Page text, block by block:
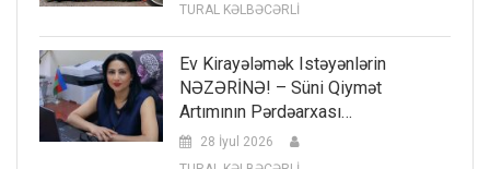
TURAL KƏLBƏCƏRLİ
Ev Kirayələmək Istəyənlərin
NƏZƏRİNƏ! – Süni Qiymət
Artımının Pərdəarxası…
28 İyul 2026